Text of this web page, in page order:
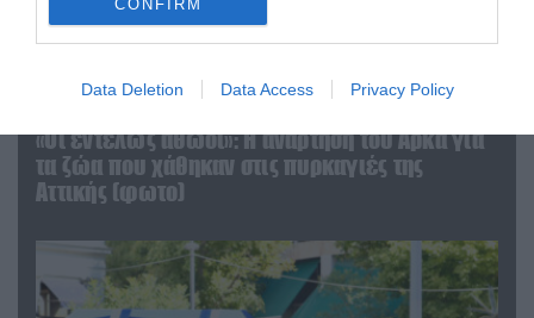
CONFIRM
Data Deletion Data Access Privacy Policy
«Οι εντελώς αθώοι»: Η ανάρτηση του Αρκά για
τα ζώα που χάθηκαν στις πυρκαγιές της
Αττικής (φωτο)